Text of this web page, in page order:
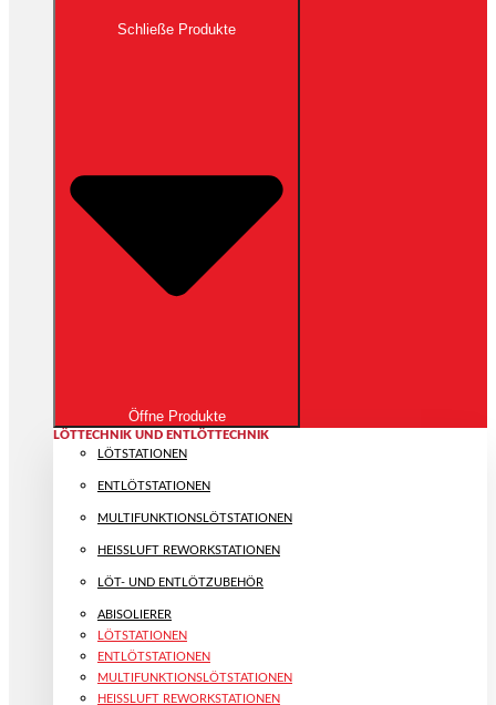
Schließe Produkte
Öffne Produkte
LÖTTECHNIK UND ENTLÖTTECHNIK
LÖTSTATIONEN
ENTLÖTSTATIONEN
MULTIFUNKTIONS­LÖTSTATIONEN
HEISSLUFT REWORKSTATIONEN
LÖT- UND ENTLÖTZUBEHÖR
ABISOLIERER
LÖTSTATIONEN
ENTLÖTSTATIONEN
MULTIFUNKTIONS­LÖTSTATIONEN
HEISSLUFT REWORKSTATIONEN